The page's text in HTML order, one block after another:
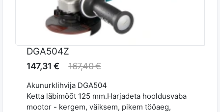
DGA504Z
147,31 € 167,40 €
Akunurklihvija DGA504
Ketta läbimõõt 125 mm.Harjadeta hooldusvaba
mootor - kergem, väiksem, pikem tööaeg,